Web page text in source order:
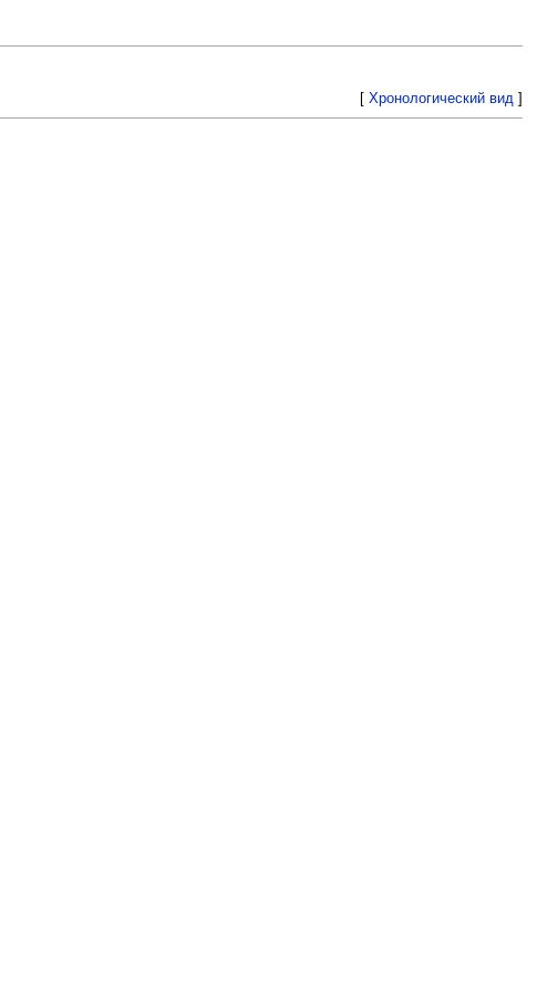
[Хронологический вид ]